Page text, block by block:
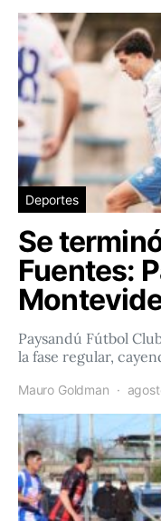
Deportes
Se
Fuentes:
Paysandú Fútbol
la fase regular,
Mauro Goldman